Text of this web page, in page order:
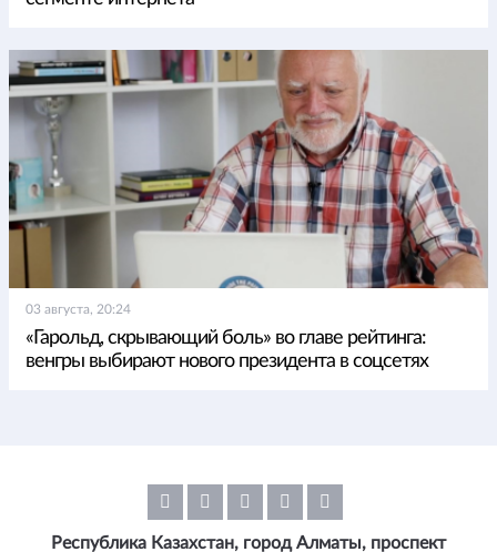
03 августа, 20:24
«Гарольд, скрывающий боль» во главе рейтинга:
венгры выбирают нового президента в соцсетях
Республика Казахстан, город Алматы, проспект